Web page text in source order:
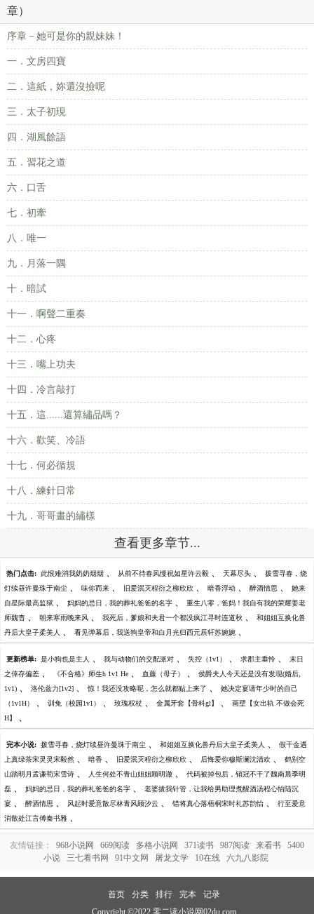
章）
序章－她可是你的親妹妹！
一．文房四寶
二．這紙，妳還沒撿呢
三．太子初現
四．湖風餘語
五．習花之道
六．口舌
七．初牽
八．唯一
九．月落一隅
十．暗試
十一．啊聲二重奏
十二．心疼
十三．嘴上功夫
十四．冷言敲打
十五．這......還算繡品嗎？
十六．歡笑、冷語
十七．何必循規
十八．練針日常
十九．哥哥畫的繡樣
查看更多章节...
热门点击: 此恨难消我奶奶烟烟 、 从前不待春风慢祝如星许云毅 、 天幕尽头 、 拨雪寻春，烧
灯续昼许曼珠于南尘 、 味你而来 、 旧爱泯灭程衍之柳欣欣 、 暗香浮动 、 醉酒情思 、 她来
自星际最高监狱 、 妈妈的忌日，我的葬礼爸爸的名字 、 重生八零，爸妈！我自有我的荣耀姜老
师魏杳 、 朝来寒雨晚来风 、 我死后，爹娘和夫君一个都没疯江寻时连道秋 、 和姐姐互换化兽
丹后大皇子柔美人 、 看见弹幕后，我送狗皇帝和白月光归西元辰轩苏婉婉 、
更新榜单: 是小狗也是主人 、 我与动物们的交配派对 、 失控（1v1） 、 求郡主垂怜 、 末日
之倖存偏差 、 《不合格》师生h 1v1 He 、 血藤（母子） 、 侯爵夫人今天还是没有发现(婚后,
1v1) 、 洛伦兹力[1v2] 、 惊！我还没攻略呢，怎么就都贴上来了 、 她决定宴请年少时的自己
（1v1H） 、 训兔（校园1v1） 、 玫瑰权杖 、 金属牙套【骨科gl】 、 画壁【女出轨 不做会死
H】 、
完本小说: 拨雪寻春，烧灯续昼许曼珠于南尘 、 和姐姐互换化兽丹后大皇子柔美人 、 假千金遇
上真绿茶宋灵灵宋毅然 、 暗香 、 旧爱泯灭程衍之柳欣欣 、 后悔爱你穆斯澜沈清欢 、 鹤别空
山踏明月孟谦荀宋雪诗 、 人生何处不青山姐姐顾明澈 、 代码被掉包后，销冠不干了魏南晨季明
磊 、 妈妈的忌日，我的葬礼爸爸的名字 、 老婆拔我针管，让我给男助理煮醒酒汤程心怡陆沉
宴 、 醉酒情思 、 风起时爱意散尽林青风顾汐云 、 错将真心落梧桐宋时礼苏韵怡 、 行至爱意
消散处江言傅秦书雅 、
友情链接： 968小说网 669阅读 多格小说网 371读书 987阅读 来看书
5400
小说
三七看书网 91中文网 屠龙文学 10在线 六九八影院
首页 分类 排行 完本
记录
Copyright ©2022 零二读小说网02du.com